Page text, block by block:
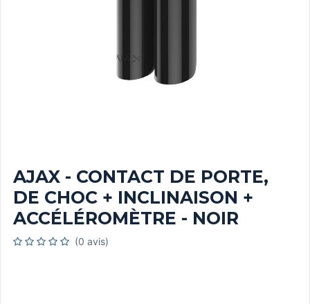
AJAX - CONTACT DE PORTE,
DE CHOC + INCLINAISON +
ACCÉLÉROMÈTRE - NOIR
(0 avis)